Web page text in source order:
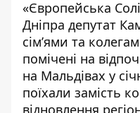
«Європейська
Дніпра депутат
сім’ями та
помічені на
на Мальдівах у
поїхали замість
відновлення